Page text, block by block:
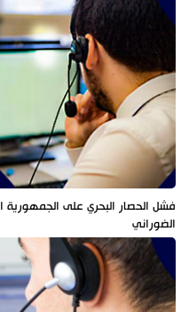
فشل الحصار البحري على الجمهورية
الضوراني